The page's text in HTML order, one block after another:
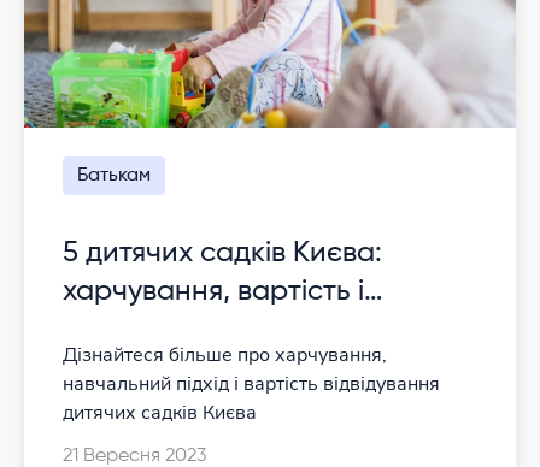
Батькам
5 дитячих садків Києва:
харчування, вартість і
Дізнайтеся більше про харчування,
навчальний підхід і вартість відвідування
дитячих садків Києва
21 Вересня 2023